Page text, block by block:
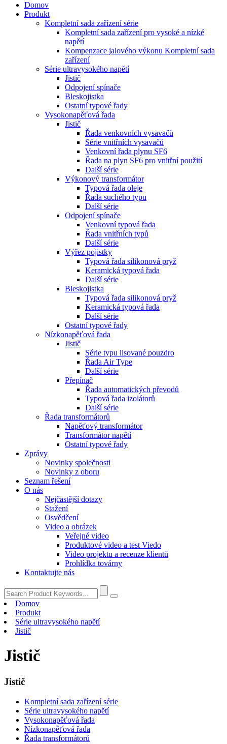
Domov
Produkt
Kompletní sada zařízení série
Kompletní sada zařízení pro vysoké a nízké
napětí
Kompenzace jalového výkonu Kompletní sada
zařízení
Série ultravysokého napětí
Jistič
Odpojení spínače
Bleskojistka
Ostatní typové řady
Vysokonapěťová řada
Jistič
Řada venkovních vysavačů
Série vnitřních vysavačů
Venkovní řada plynu SF6
Řada na plyn SF6 pro vnitřní použití
Další série
Výkonový transformátor
Typová řada oleje
Řada suchého typu
Další série
Odpojení spínače
Venkovní typová řada
Řada vnitřních typů
Další série
Výřez pojistky
Typová řada silikonová pryž
Keramická typová řada
Další série
Bleskojistka
Typová řada silikonová pryž
Keramická typová řada
Další série
Ostatní typové řady
Nízkonapěťová řada
Jistič
Série typu lisované pouzdro
Řada Air Type
Další série
Přepínač
Řada automatických převodů
Typová řada izolátorů
Další série
Řada transformátorů
Napěťový transformátor
Transformátor napětí
Ostatní typové řady
Zprávy
Novinky společnosti
Novinky z oboru
Seznam řešení
O nás
Nejčastější dotazy
Stažení
Osvědčení
Video a obrázek
Veřejné video
Produktové video a test Viedo
Video projektu a recenze klientů
Prohlídka továrny
Kontaktujte nás
Domov
Produkt
Série ultravysokého napětí
Jistič
Jistič
Jistič
Kompletní sada zařízení série
Série ultravysokého napětí
Vysokonapěťová řada
Nízkonapěťová řada
Řada transformátorů